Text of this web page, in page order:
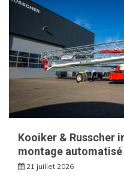
Kooiker & Russcher
montage automatisé
21 juillet 2026